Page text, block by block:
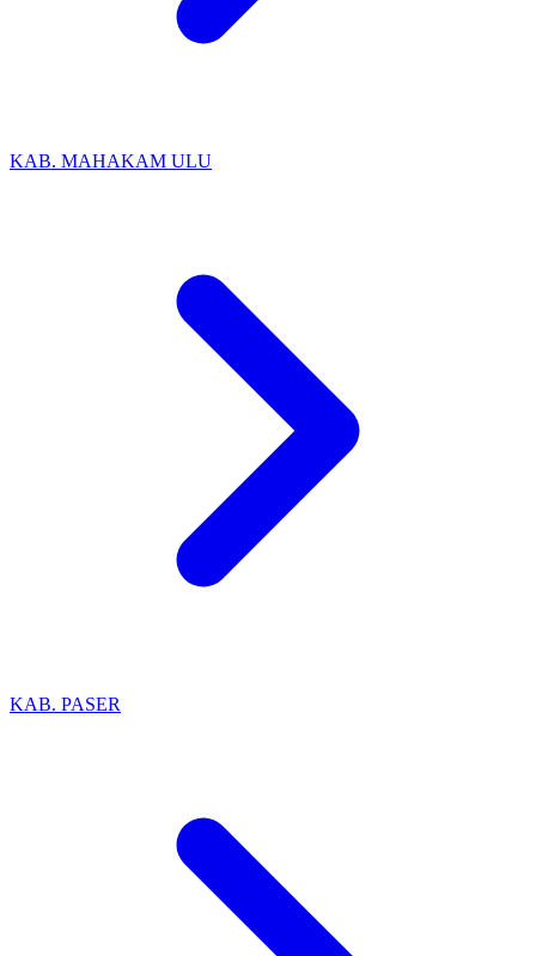
KAB. MAHAKAM ULU
KAB. PASER